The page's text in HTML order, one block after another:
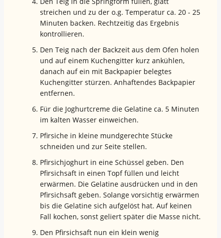
streichen und zu der o.g. Temperatur ca. 20 - 25
Minuten backen. Rechtzeitig das Ergebnis
kontrollieren.
Den Teig nach der Backzeit aus dem Ofen holen
und auf einem Kuchengitter kurz ankühlen,
danach auf ein mit Backpapier belegtes
Kuchengitter stürzen. Anhaftendes Backpapier
entfernen.
Für die Joghurtcreme die Gelatine ca. 5 Minuten
im kalten Wasser einweichen.
Pfirsiche in kleine mundgerechte Stücke
schneiden und zur Seite stellen.
Pfirsichjoghurt in eine Schüssel geben. Den
Pfirsichsaft in einen Topf füllen und leicht
erwärmen. Die Gelatine ausdrücken und in den
Pfirsichsaft geben. Solange vorsichtig erwärmen
bis die Gelatine sich aufgelöst hat. Auf keinen
Fall kochen, sonst geliert später die Masse nicht.
Den Pfirsichsaft nun ein klein wenig